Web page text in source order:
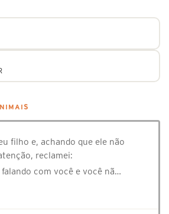
filho e, achando que ele não
reclamei:
com você e você nã…